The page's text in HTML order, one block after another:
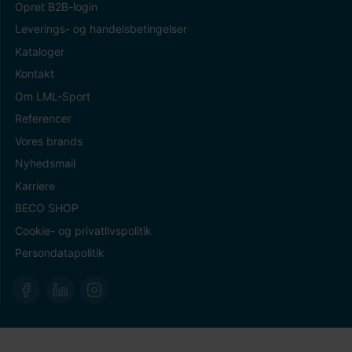
Opret B2B-login
Leverings- og handelsbetingelser
Kataloger
Kontakt
Om LML-Sport
Referencer
Vores brands
Nyhedsmail
Karriere
BECO SHOP
Cookie- og privatlivspolitik
Persondatapolitik